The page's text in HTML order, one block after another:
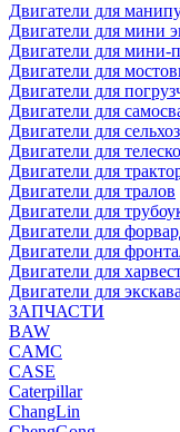
Двигатели для
Двигатели для мини
Двигатели для мини-
Двигатели для
Двигатели для
Двигатели для
Двигатели для
Двигатели для
Двигатели для
Двигатели для тралов
Двигатели для
Двигатели для
Двигатели для
Двигатели для
Двигатели для
ЗАПЧАСТИ
BAW
CAMC
CASE
Caterpillar
ChangLin